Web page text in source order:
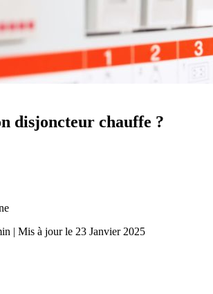
disjoncteur chauffe ?
| Mis à jour le 23 Janvier 2025